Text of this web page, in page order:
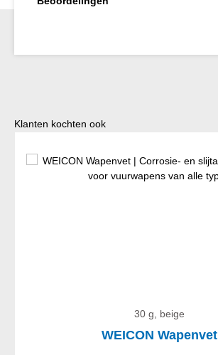
Productgalerij overslaan
Klanten kochten ook
30 g, beige
WEICON Wapenvet